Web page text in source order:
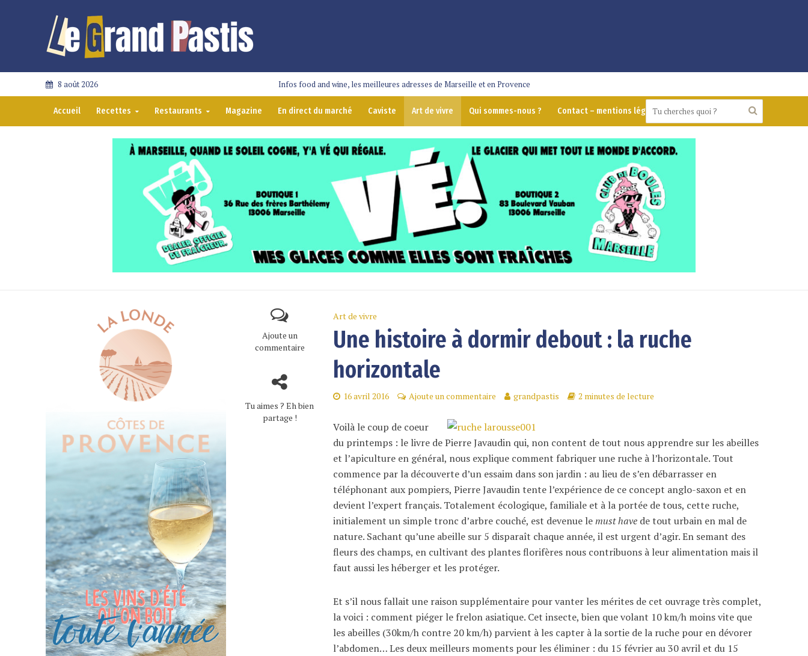
8 août 2026 Infos food and wine, les meilleures adresses de Marseille et en Provence
Accueil Recettes Restaurants Magazine En direct du marché Caviste Art de vivre Qui sommes-nous ? Contact – mentions légales
Ajoute un
commentaire
Tu aimes ? Eh bien
partage !
Art de vivre
Une histoire à dormir debout : la ruche
horizontale
16 avril 2016 Ajoute un commentaire grandpastis 2 minutes de lecture
Voilà le coup de coeur
du printemps : le livre de Pierre Javaudin qui, non content de tout nous apprendre sur les abeilles
et l’apiculture en général, nous explique comment fabriquer une ruche à l’horizontale. Tout
commence par la découverte d’un essaim dans son jardin : au lieu de s’en débarrasser en
téléphonant aux pompiers, Pierre Javaudin tente l’expérience de ce concept anglo-saxon et en
devient l’expert français. Totalement écologique, familiale et à la portée de tous, cette ruche,
initialement un simple tronc d’arbre couché, est devenue lemust have de tout urbain en mal de
nature. Sachant qu’une abeille sur 5 disparaît chaque année, il est urgent d’agir. En semant des
fleurs des champs, en cultivant des plantes florifères nous contribuons à leur alimentation mais il
faut aussi les héberger et les protéger.
Et s’il nous fallait une raison supplémentaire pour vanter les mérites de cet ouvrage très complet,
la voici : comment piéger le frelon asiatique. Cet insecte, bien que volant 10 km/h moins vite que
les abeilles (30km/h contre 20 km/h) parvient à les capter à la sortie de la ruche pour en dévorer
l’abdomen… Les deux meilleurs moments pour les éliminer : du 15 février au 30 avril et du 15